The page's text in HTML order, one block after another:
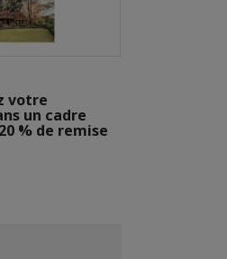
votre
un cadre
% de remise